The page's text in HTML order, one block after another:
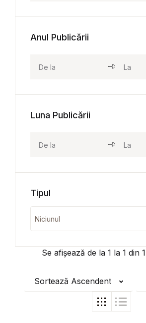
Se afișează de la 1 la 1 din 1
Sortează Ascendent
Anul Publicării
Luna Publicării
Tipul